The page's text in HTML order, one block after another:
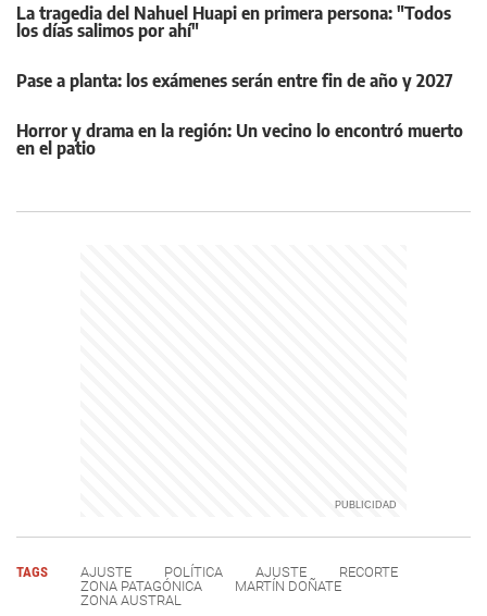
La tragedia del Nahuel Huapi en primera persona: "Todos
los días salimos por ahí"
Pase a planta: los exámenes serán entre fin de año y 2027
Horror y drama en la región: Un vecino lo encontró muerto
en el patio
TAGS AJUSTE POLÍTICA AJUSTE
RECORTE
ZONA PATAGÓNICA
MARTÍN DOÑATE
ZONA AUSTRAL